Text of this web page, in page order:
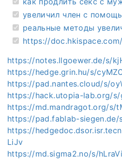
увеличил член с
реальные методы
https://
https://notes.llgoewer.de/s/
https://hedge.grin.hu/s/
https://pad.nantes.cloud/s/
https://hack.utopia-lab.org/s/
https://md.mandragot.org/s/
https://pad.fablab-siegen.de/
https://
LiJv
https://md.sigma2.no/s/